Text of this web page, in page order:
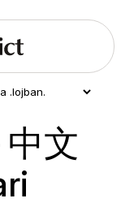
文